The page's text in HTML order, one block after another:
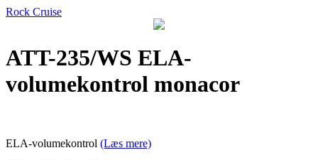
Rock Cruise
ATT-235/WS ELA-
volumekontrol monacor
ELA-volumekontrol (Læs mere)